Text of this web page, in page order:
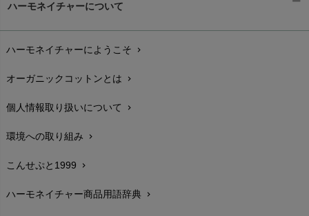
nanadecor（ナナデェコール）
ぬくぐるみ工房
Haruulala（ハルウララ）
Pantyliners Organics（パンティライナーズ）
plantia（プランティア）
PRISTINE（プリスティン）
maggies（マギーズ）
MAINIO（マイニオ）
MAUD N LIL（モード・ン・リル）
maxomorra（マクソモーラ）
Molo（モロ）
My Little Cozmo（マイリトルコズモ）
配送と送料chevron_right
在庫状況と発送予定chevron_right
サイズ・寸法chevron_right
生地・素材chevron_right
お手入れについて
レビューを書こうchevron_right
ハーモネイチャーについて
ハーモネイチャーにようこそ chevron_right
オーガニックコットンとは chevron_right
個人情報取り扱いについて chevron_right
環境への取り組み chevron_right
こんせぷと1999 chevron_right
ハーモネイチャー商品用語辞典 chevron_right